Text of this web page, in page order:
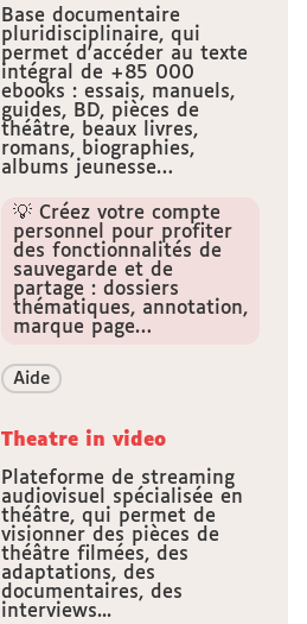
Base documentaire
pluridisciplinaire, qui
permet d'accéder au texte
intégral de +85 000
ebooks : essais, manuels,
guides, BD, pièces de
théâtre, beaux livres,
romans, biographies,
albums jeunesse…
💡 Créez votre compte
personnel pour profiter
des fonctionnalités de
sauvegarde et de
partage : dossiers
thématiques, annotation,
marque page…
Aide
Theatre in video
Plateforme de streaming
audiovisuel spécialisée en
théâtre, qui permet de
visionner des pièces de
théâtre filmées, des
adaptations, des
documentaires, des
interviews...